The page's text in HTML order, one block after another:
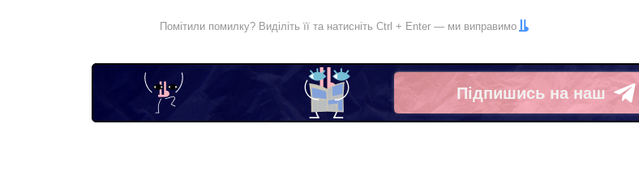
Помітили помилку? Виділіть її та натисніть Ctrl + Enter — ми виправимо
Підпишись на наш
Telegram